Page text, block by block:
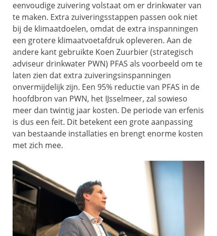
eenvoudige zuivering volstaat om er drinkwater van
te maken. Extra zuiveringsstappen passen ook niet
bij de klimaatdoelen, omdat de extra inspanningen
een grotere klimaatvoetafdruk opleveren. Aan de
andere kant gebruikte Koen Zuurbier (strategisch
adviseur drinkwater PWN) PFAS als voorbeeld om te
laten zien dat extra zuiveringsinspanningen
onvermijdelijk zijn. Een 95% reductie van PFAS in de
hoofdbron van PWN, het IJsselmeer, zal sowieso
meer dan twintig jaar kosten. De periode van erfenis
is dus een feit. Dit betekent een grote aanpassing
van bestaande installaties en brengt enorme kosten
met zich mee.